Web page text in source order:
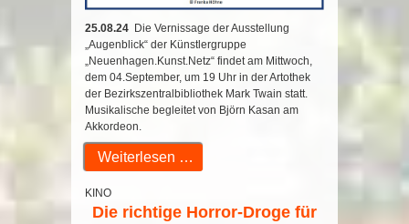
25.08.24 Die Vernissage der Ausstellung
„Augenblick“ der Künstlergruppe
„Neuenhagen.Kunst.Netz“ findet am Mittwoch,
dem 04.September, um 19 Uhr in der Artothek
der Bezirkszentralbibliothek Mark Twain statt.
Musikalische begleitet von Björn Kasan am
Akkordeon.
Weiterlesen …
KINO
Die richtige Horror-Droge für